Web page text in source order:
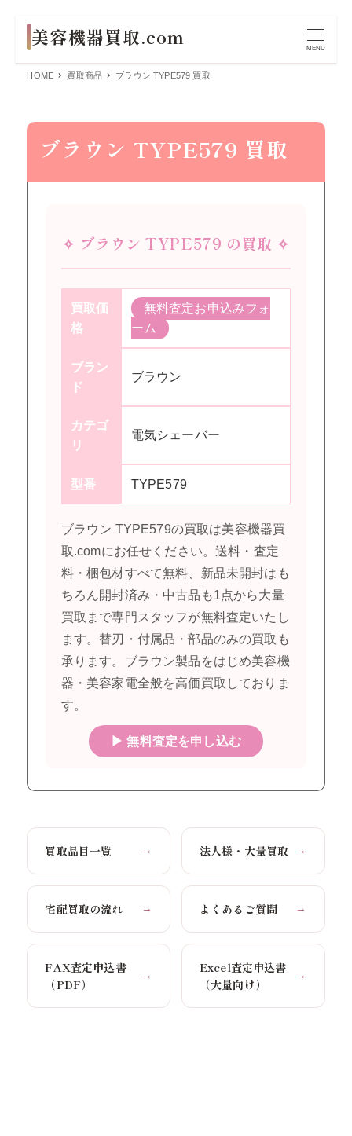
MENU
HOME 買取商品 ブラウン TYPE579 買取
ブラウン TYPE579 買取
✧ ブラウン TYPE579 の買取 ✧
買取価
格
無料査定お申込みフォ
ーム
ブラン
ド
ブラウン
カテゴ
リ
電気シェーバー
型番 TYPE579
ブラウン TYPE579の買取は美容機器買
取.comにお任せください。送料・査定
料・梱包材すべて無料、新品未開封はも
ちろん開封済み・中古品も1点から大量
買取まで専門スタッフが無料査定いたし
ます。替刃・付属品・部品のみの買取も
承ります。ブラウン製品をはじめ美容機
器・美容家電全般を高価買取しておりま
す。
▶ 無料査定を申し込む
買取品目一覧 → 法人様・大量買取 →
宅配買取の流れ → よくあるご質問 →
FAX査定申込書
（PDF）
→
Excel査定申込書
（大量向け）
→